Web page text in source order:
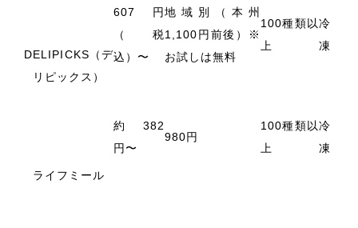
DELIPICKS（デ
リピックス）
607円
（税
込）〜
地域別（本州
1,100円前後）※
お試しは無料
100種類以
上
冷
凍
ライフミール
約382
円〜
980円
100種類以
上
冷
凍